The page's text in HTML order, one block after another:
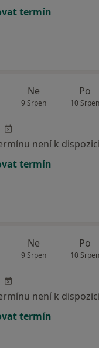
termín
Ne
9 Srpen
Po
10 Srpen
není k dispozici
termín
Ne
9 Srpen
Po
10 Srpen
není k dispozici
termín